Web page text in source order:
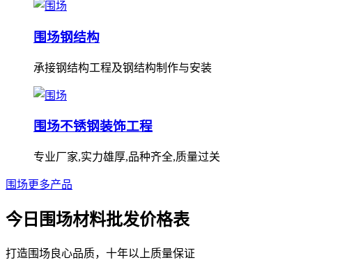
围场钢结构
承接钢结构工程及钢结构制作与安装
围场不锈钢装饰工程
专业厂家,实力雄厚,品种齐全,质量过关
围场更多产品
今日围场材料批发价格表
打造围场良心品质，十年以上质量保证